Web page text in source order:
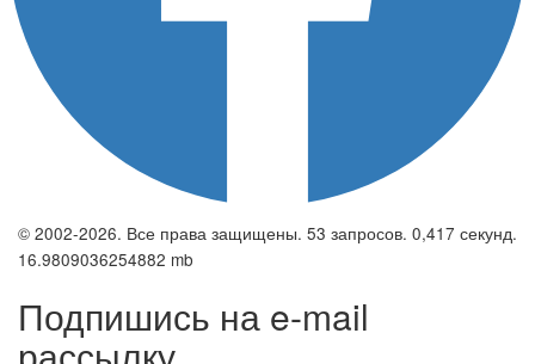
© 2002-2026. Все права защищены. 53 запросов. 0,417 секунд.
16.9809036254882 mb
Подпишись на e-mail